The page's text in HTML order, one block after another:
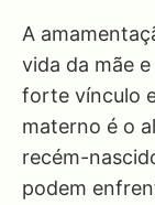
A
vida da mãe
forte vínculo
materno é o
recém-
podem